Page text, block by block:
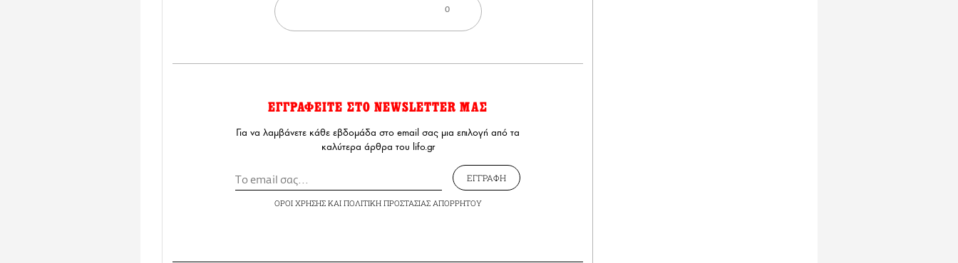
0
ΕΓΓΡΑΦΕΙΤΕ ΣΤΟ NEWSLETTER ΜΑΣ
Για να λαμβάνετε κάθε εβδομάδα στο email σας μια επιλογή από τα
καλύτερα άρθρα του lifo.gr
ΕΓΓΡΑΦΗ
ΟΡΟΙ ΧΡΗΣΗΣΚΑΙ ΠΟΛΙΤΙΚΗ ΠΡΟΣΤΑΣΙΑΣ ΑΠΟΡΡΗΤΟΥ